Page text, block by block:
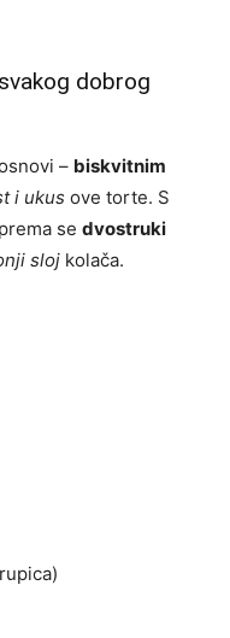
dobrog
– biskvitnim
i ukus ove torte. S
se dvostruki
sloj kolača.